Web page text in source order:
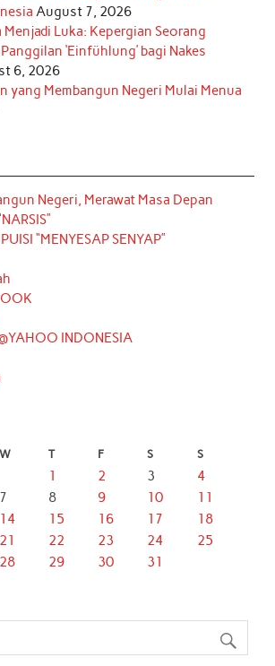
August 7, 2026
Menjadi Luka: Kepergian Seorang
‘Einfühlung’ bagi Nakes
6, 2026
yang Membangun Negeri Mulai Menua
Negeri, Merawat Masa Depan
“MENYESAP SENYAP”
INDONESIA
W T F S S
1 2 3
4
7 8 9 10
11
14 15 16 17
18
21 22 23 24
25
28 29 30
31